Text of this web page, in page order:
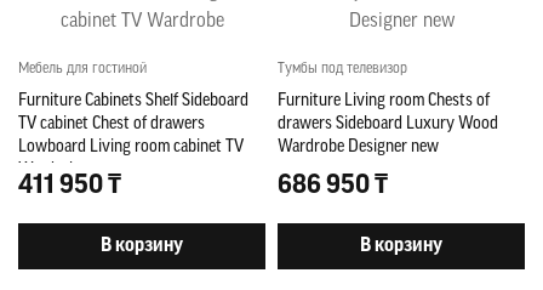
Мебель для гостиной
Furniture Cabinets Shelf Sideboard
TV cabinet Chest of drawers
Lowboard Living room cabinet TV
Wardrobe
411 950 ₸
В корзину
Тумбы под телевизор
Furniture Living room Chests of
drawers Sideboard Luxury Wood
Wardrobe Designer new
686 950 ₸
В корзину